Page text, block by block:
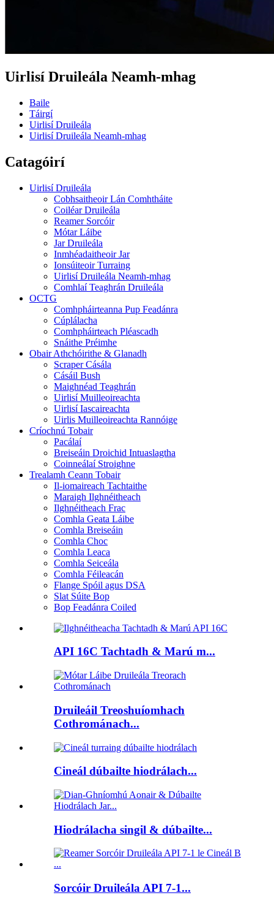
Uirlisí Druileála Neamh-mhag
Baile
Táirgí
Uirlisí Druileála
Uirlisí Druileála Neamh-mhag
Catagóirí
Uirlisí Druileála
Cobhsaitheoir Lán Comhtháite
Coiléar Druileála
Reamer Sorcóir
Mótar Láibe
Jar Druileála
Inmhéadaitheoir Jar
Ionsúiteoir Turraing
Uirlisí Druileála Neamh-mhag
Comhlaí Teaghrán Druileála
OCTG
Comhpháirteanna Pup Feadánra
Cúplálacha
Comhpháirteach Pléascadh
Snáithe Préimhe
Obair Athchóirithe & Glanadh
Scraper Cásála
Cásáil Bush
Maighnéad Teaghrán
Uirlisí Muilleoireachta
Uirlisí Iascaireachta
Uirlis Muilleoireachta Rannóige
Críochnú Tobair
Pacálaí
Breiseáin Droichid Intuaslagtha
Coinneálaí Stroighne
Trealamh Ceann Tobair
Il-iomaireach Tachtaithe
Maraigh Ilghnéitheach
Ilghnéitheach Frac
Comhla Geata Láibe
Comhla Breiseáin
Comhla Choc
Comhla Leaca
Comhla Seiceála
Comhla Féileacán
Flange Spóil agus DSA
Slat Súite Bop
Bop Feadánra Coiled
API 16C Tachtadh & Marú m...
Druileáil Treoshuíomhach
Cothrománach...
Cineál dúbailte hiodrálach...
Hiodrálacha singil & dúbailte...
Sorcóir Druileála API 7-1...